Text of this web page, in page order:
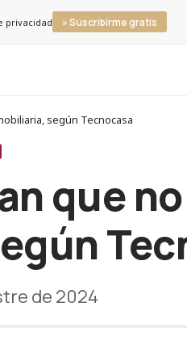
privacidad » Suscribirme gratis
según Tecnocasa
que
de 2024